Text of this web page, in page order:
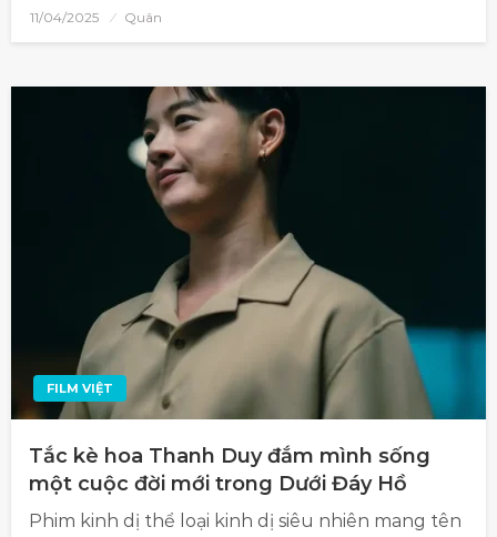
11/04/2025 Quân
FILM VIỆT
Tắc kè hoa Thanh Duy đắm mình sống
một cuộc đời mới trong Dưới Đáy Hồ
Phim kinh dị thể loại kinh dị siêu nhiên mang tên